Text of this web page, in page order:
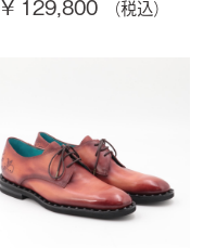
¥ 129,800